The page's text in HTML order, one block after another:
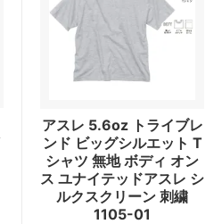
アスレ 5.6oz トライブレ
ンド ビッグシルエット T
シャツ 無地 ボディ オン
ス ユナイテッドアスレ シ
ルクスクリーン 刺繍
1105-01